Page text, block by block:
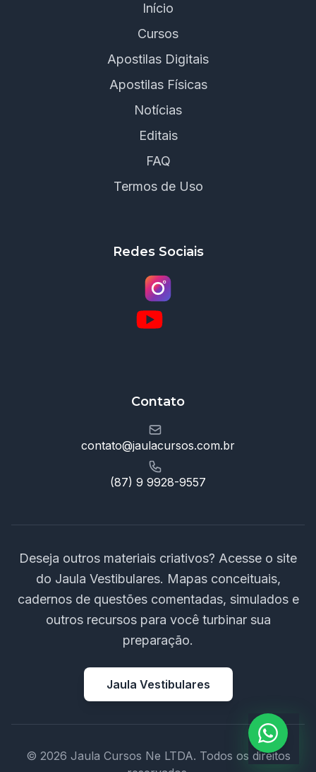
Início
Cursos
Apostilas Digitais
Apostilas Físicas
Notícias
Editais
FAQ
Termos de Uso
Redes Sociais
Contato
contato@jaulacursos.com.br
(87) 9 9928-9557
Deseja outros materiais criativos? Acesse o site
do Jaula Vestibulares. Mapas conceituais,
cadernos de questões comentadas, simulados e
outros recursos para você turbinar sua
preparação.
Jaula Vestibulares
© 2026 Jaula Cursos Ne LTDA. Todos os direitos